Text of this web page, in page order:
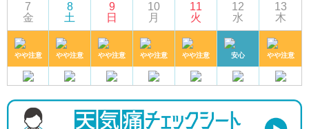
7
金
やや注意
8
土
やや注意
9
日
やや注意
10
月
やや注意
11
火
やや注意
12
水
安心
13
木
やや注意